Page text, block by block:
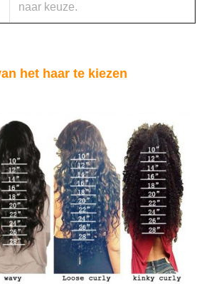
naar keuze.
het haar te kiezen